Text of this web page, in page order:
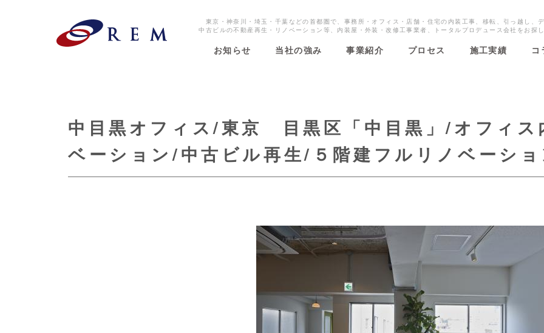
東京・神奈川・埼玉・千葉などの首都圏で、事務所・オフィス・店舗・住宅の内装工事、移転、引っ越し、
中古ビルの不動産再生・リノベーション等、内装屋・外装・改修工事業者、トータルプロデュース会社をお探
お知らせ 当社の強み 事業紹介 プロセス 施工実績 コ
中目黒オフィス/東京 目黒区「中目黒」/オフィ
ベーション/中古ビル再生/５階建フルリノベーシ